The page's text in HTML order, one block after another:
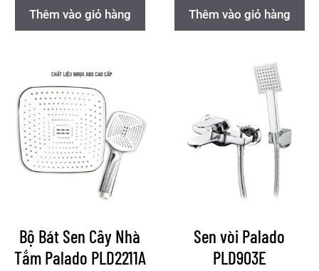
Thêm vào giỏ hàng Thêm vào giỏ hàng
Bộ Bát Sen Cây Nhà
Tắm Palado PLD2211A
Sen vòi Palado
PLD903E